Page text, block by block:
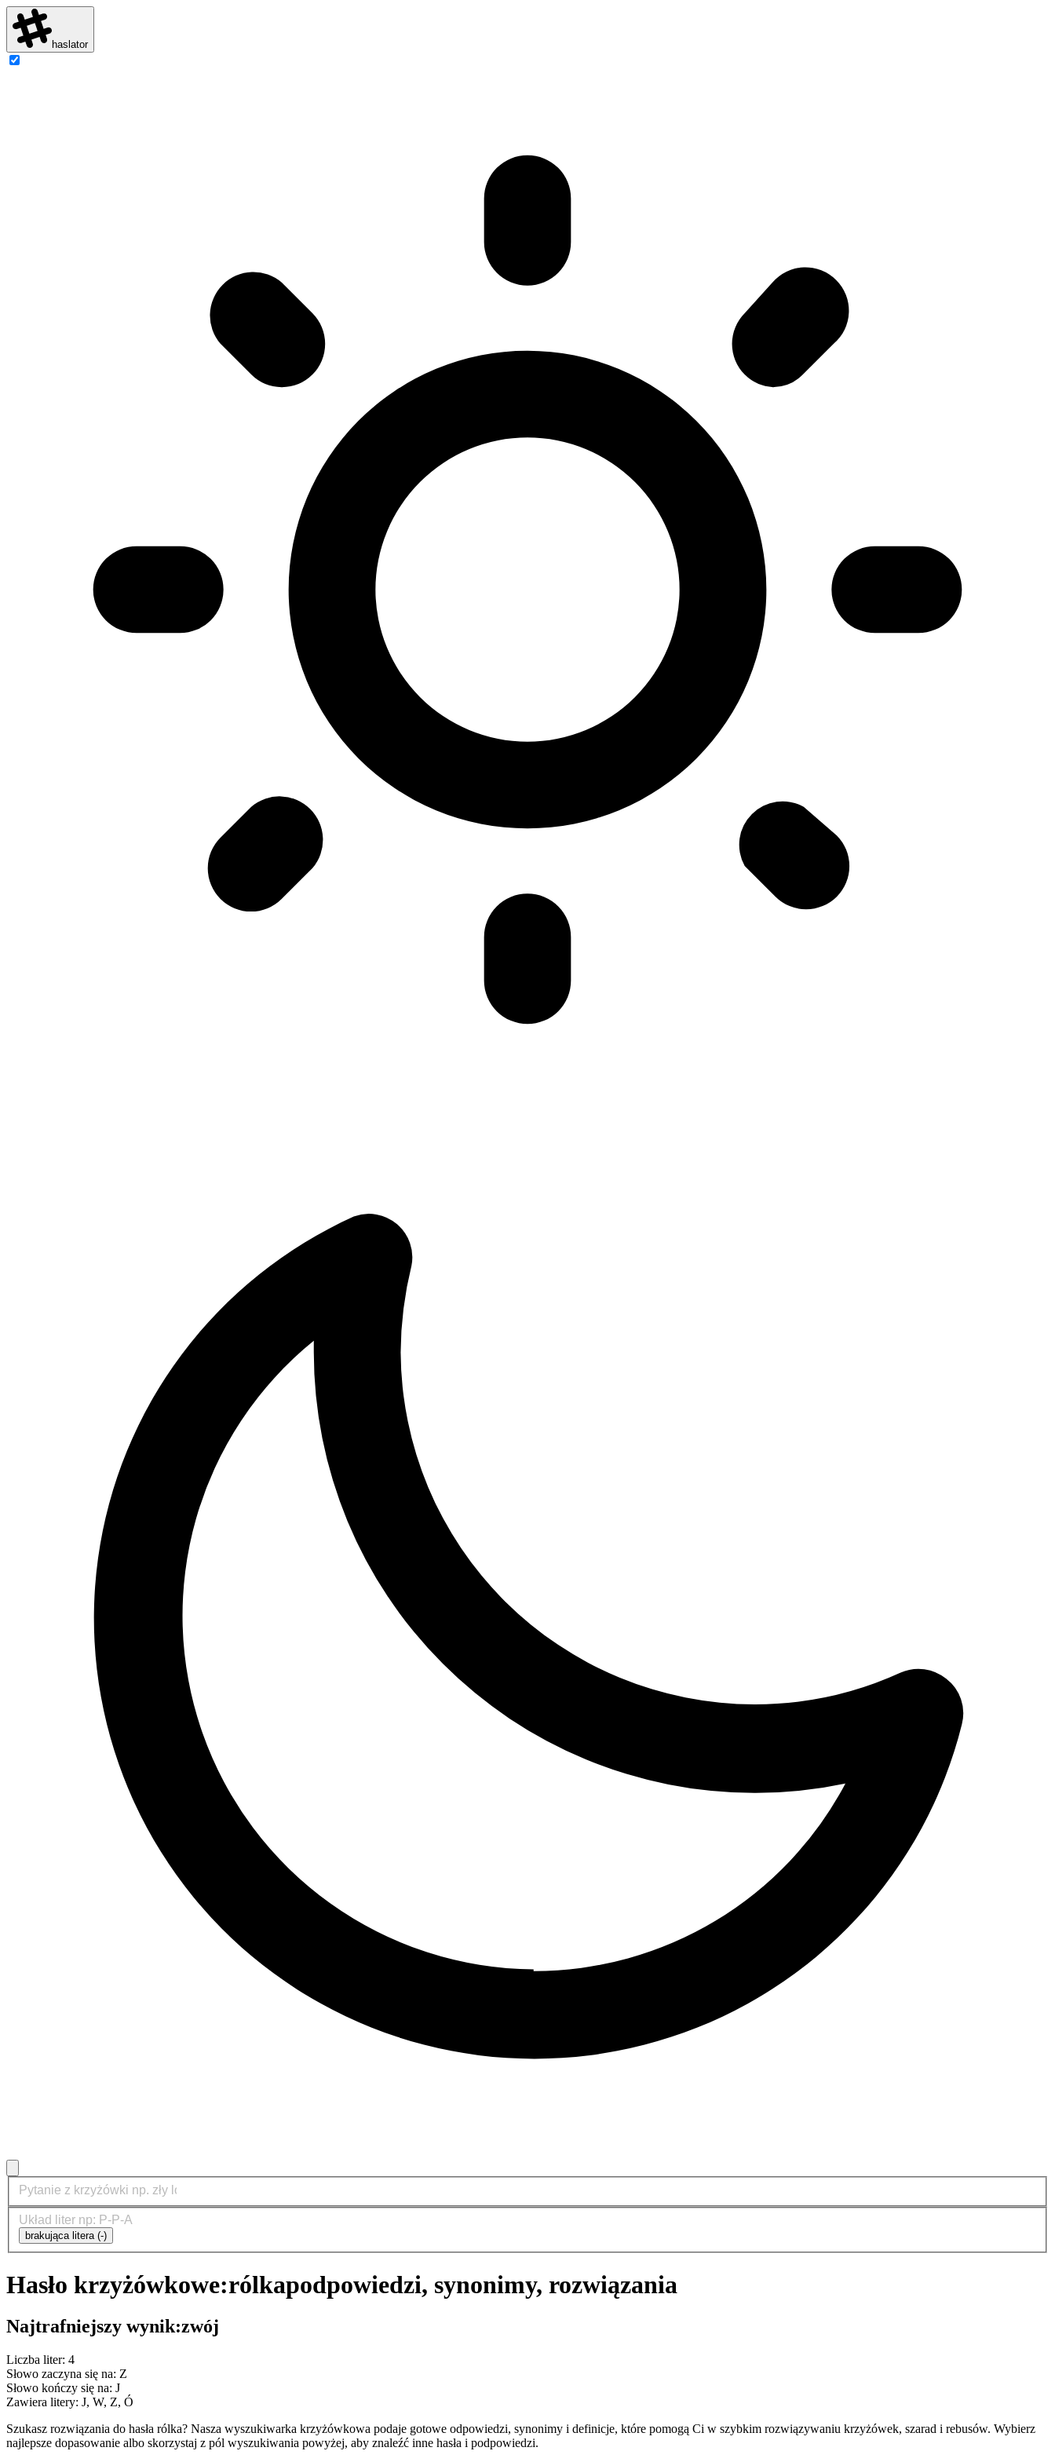
haslator
brakująca litera (-)
Hasło krzyżówkowe:rólkapodpowiedzi, synonimy, rozwiązania
Najtrafniejszy wynik:zwój
Liczba liter: 4
Słowo zaczyna się na: Z
Słowo kończy się na: J
Zawiera litery: J, W, Z, Ó
Szukasz rozwiązania do hasła rólka? Nasza wyszukiwarka krzyżówkowa podaje gotowe odpowiedzi, synonimy i definicje, które pomogą Ci w szybkim rozwiązywaniu krzyżówek, szarad i rebusów. Wybierz
najlepsze dopasowanie albo skorzystaj z pól wyszukiwania powyżej, aby znaleźć inne hasła i podpowiedzi.